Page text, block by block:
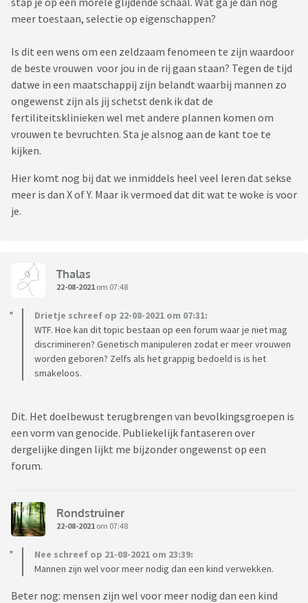
meer toestaan, selectie op eigenschappen?
Is dit een wens om een zeldzaam fenomeen te zijn waardoor
de beste vrouwen voor jou in de rij gaan staan? Tegen de tijd
datwe in een maatschappij zijn belandt waarbij mannen zo
ongewenst zijn als jij schetst denk ik dat de
fertiliteitsklinieken wel met andere plannen komen om
vrouwen te bevruchten. Sta je alsnog aan de kant toe te
kijken.
Hier komt nog bij dat we inmiddels heel veel leren dat sekse
meer is dan X of Y. Maar ik vermoed dat dit wat te woke is voor
je.
Thalas
22-08-2021 om 07:48
Drietje schreef op 22-08-2021 om 07:31:
WTF. Hoe kan dit topic bestaan op een forum waar je niet mag
discrimineren? Genetisch manipuleren zodat er meer vrouwen
worden geboren? Zelfs als het grappig bedoeld is is het
smakeloos.
Dit. Het doelbewust terugbrengen van bevolkingsgroepen is
een vorm van genocide. Publiekelijk fantaseren over
dergelijke dingen lijkt me bijzonder ongewenst op een
forum.
Rondstruiner
22-08-2021 om 07:48
Nee schreef op 21-08-2021 om 23:39:
Mannen zijn wel voor meer nodig dan een kind verwekken.
Beter nog: mensen zijn wel voor meer nodig dan een kind